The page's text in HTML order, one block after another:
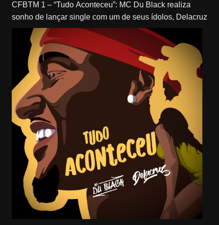
CFBTM 1 – “Tudo Aconteceu”: MC Du Black realiza
sonho de lançar single com um de seus ídolos, Delacruz